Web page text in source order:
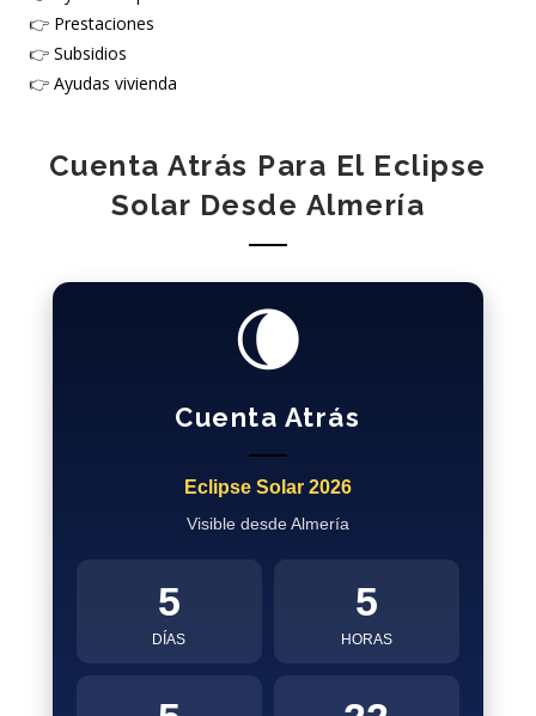
👉 Prestaciones
👉 Subsidios
👉 Ayudas vivienda
Cuenta Atrás Para El Eclipse
Solar Desde Almería
🌘
Cuenta Atrás
Eclipse Solar 2026
Visible desde Almería
5
DÍAS
5
HORAS